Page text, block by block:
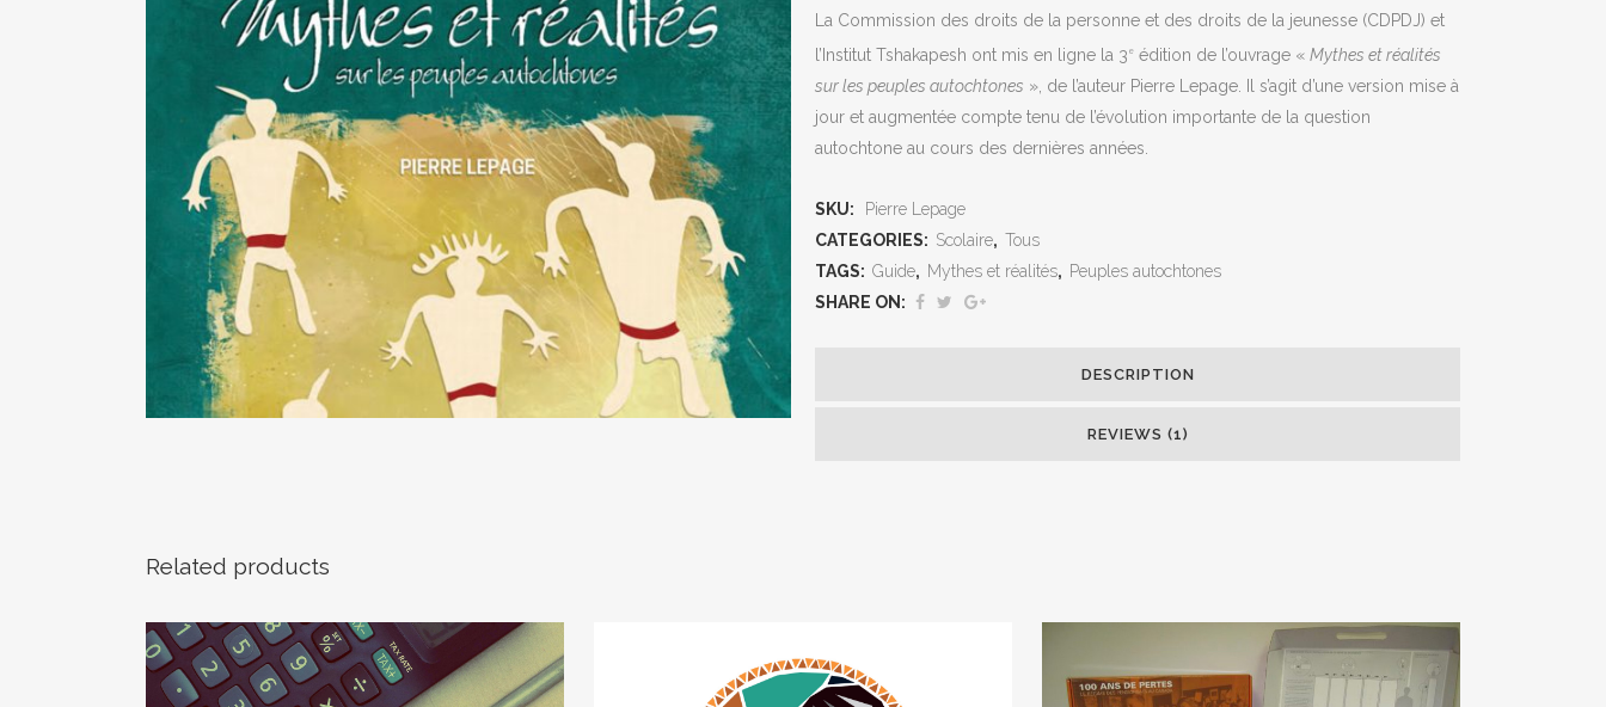
Rated
4.00 out
of 5
based on
1
customer
La Commission des droits de la personne et des droits de la jeunesse (CDPDJ) et
l’Institut Tshakapesh ont mis en ligne la 3 e édition de l’ouvrage « Mythes et réalités
sur les peuples autochtones », de l’auteur Pierre Lepage . Il s’agit d’une version mise à
jour et augmentée compte tenu de l’évolution importante de la question
autochtone au cours des dernières années.
SKU:
Pierre Lepage
CATEGORIES: Scolaire, Tous
TAGS: Guide, Mythes et réalités, Peuples autochtones
SHARE ON:
DESCRIPTION
REVIEWS (1)
Related products
BIENVENUE SUR NOTRE NOUVEAU SITE WEB, CULTURAT.ORG!
En ouvrant la bande déroulante en haut à gauche (le signe +)
En suivant les liens au bas des pages
Via la section